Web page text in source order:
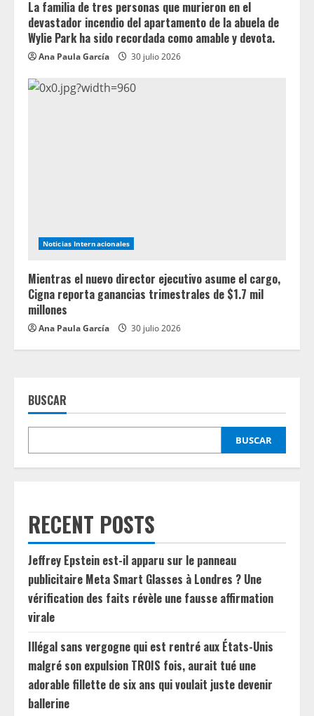
La familia de tres personas que murieron en el
devastador incendio del apartamento de la abuela de
Wylie Park ha sido recordada como amable y devota.
Ana Paula García 30 julio 2026
Noticias Internacionales
Mientras el nuevo director ejecutivo asume el cargo,
Cigna reporta ganancias trimestrales de $1.7 mil
millones
Ana Paula García 30 julio 2026
BUSCAR
BUSCAR
RECENT POSTS
Jeffrey Epstein est-il apparu sur le panneau
publicitaire Meta Smart Glasses à Londres ? Une
vérification des faits révèle une fausse affirmation
virale
Illégal sans vergogne qui est rentré aux États-Unis
malgré son expulsion TROIS fois, aurait tué une
adorable fillette de six ans qui voulait juste devenir
ballerine